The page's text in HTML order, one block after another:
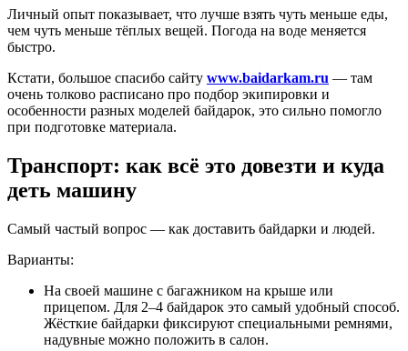
Личный опыт показывает, что лучше взять чуть меньше еды,
чем чуть меньше тёплых вещей. Погода на воде меняется
быстро.
Кстати, большое спасибо сайту www.baidarkam.ru — там
очень толково расписано про подбор экипировки и
особенности разных моделей байдарок, это сильно помогло
при подготовке материала.
Транспорт: как всё это довезти и куда
деть машину
Самый частый вопрос — как доставить байдарки и людей.
Варианты:
На своей машине с багажником на крыше или
прицепом. Для 2–4 байдарок это самый удобный способ.
Жёсткие байдарки фиксируют специальными ремнями,
надувные можно положить в салон.